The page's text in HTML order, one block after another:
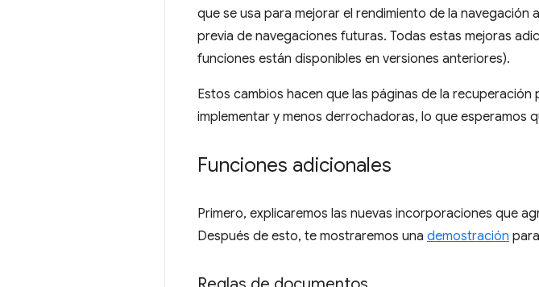
que se usa para mejorar el rendimiento de la
previa de navegaciones futuras. Todas estas mejoras
funciones están disponibles en versiones anteriores).
Estos cambios hacen que las páginas de la
implementar y menos derrochadoras, lo que esperamos
Funciones adicionales
Primero, explicaremos las nuevas incorporaciones que
Después de esto, te mostraremos una demostración